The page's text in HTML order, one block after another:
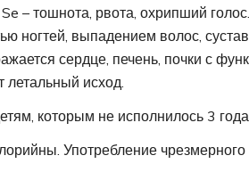
– тошнота, рвота, охрипший
ногтей, выпадением волос,
сердце, печень, почки с
летальный исход.
которым не исполнилось 3
Употребление чрезмерного